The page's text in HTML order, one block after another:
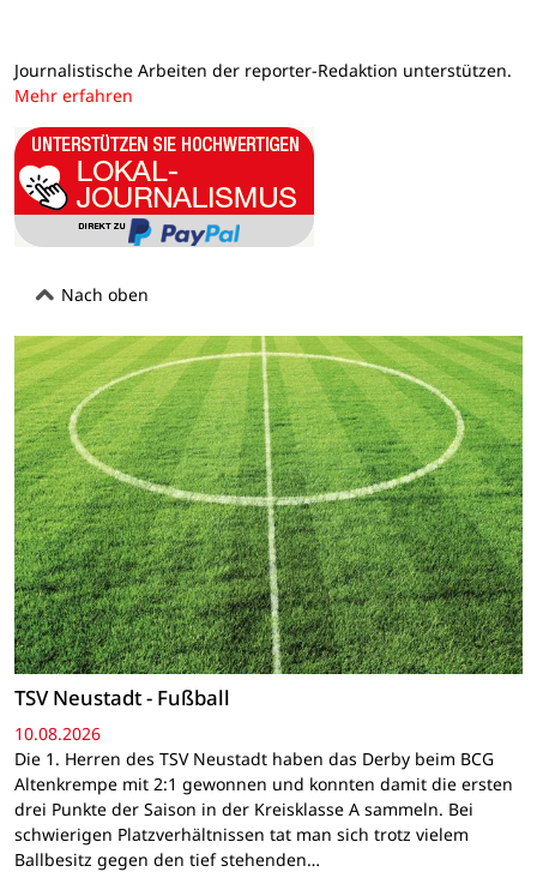
Journalistische Arbeiten der reporter-Redaktion unterstützen.
Mehr erfahren
Nach oben
TSV Neustadt - Fußball
10.08.2026
Die 1. Herren des TSV Neustadt haben das Derby beim BCG
Altenkrempe mit 2:1 gewonnen und konnten damit die ersten
drei Punkte der Saison in der Kreisklasse A sammeln. Bei
schwierigen Platzverhältnissen tat man sich trotz vielem
Ballbesitz gegen den tief stehenden…